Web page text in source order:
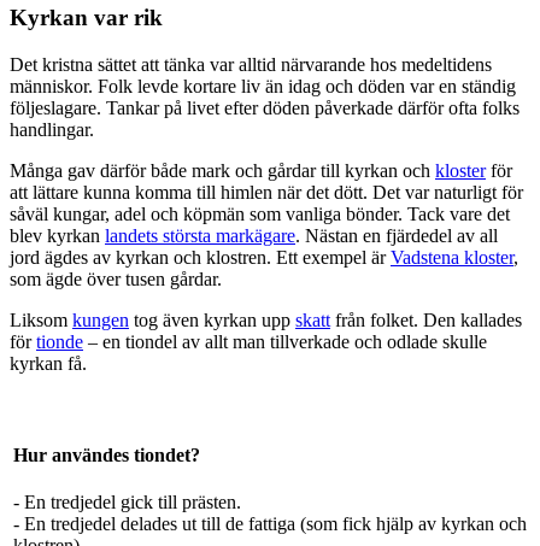
Kyrkan var rik
Det kristna sättet att tänka var alltid närvarande hos medeltidens
människor. Folk levde kortare liv än idag och döden var en ständig
följeslagare. Tankar på livet efter döden påverkade därför ofta folks
handlingar.
Många gav därför både mark och gårdar till kyrkan och klosterför
att lättare kunna komma till himlen när det dött. Det var naturligt för
såväl kungar, adel och köpmän som vanliga bönder. Tack vare det
blev kyrkan landets största markägare. Nästan en fjärdedel av all
jord ägdes av kyrkan och klostren. Ett exempel ärVadstena kloster,
som ägde över tusen gårdar.
Liksom kungen tog även kyrkan upp skatt från folket. Den kallades
förtionde – en tiondel av allt man tillverkade och odlade skulle
kyrkan få.
Hur användes tiondet?
- En tredjedel gick till prästen.
- En tredjedel delades ut till de fattiga (som fick hjälp av kyrkan och